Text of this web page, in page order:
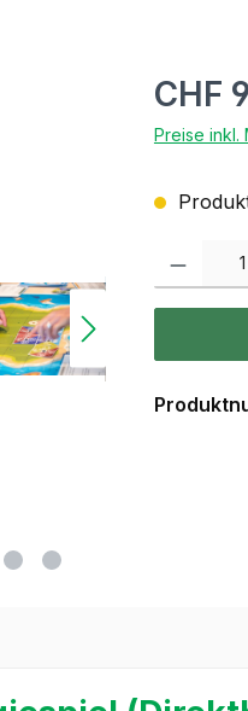
CHF
Preise inkl.